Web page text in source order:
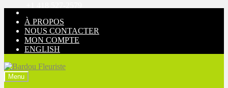
Aller
navigation
Aller
contenu
À PROPOS
NOUS CONTACTER
MON COMPTE
ENGLISH
Menu